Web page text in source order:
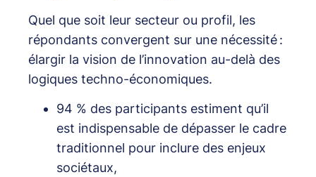
Quel que soit leur secteur ou profil, les
répondants convergent sur une nécessité :
élargir la vision de l’innovation au-delà des
logiques techno-économiques.
94 % des participants estiment qu’il
est indispensable de dépasser le cadre
traditionnel pour inclure des enjeux
sociétaux,